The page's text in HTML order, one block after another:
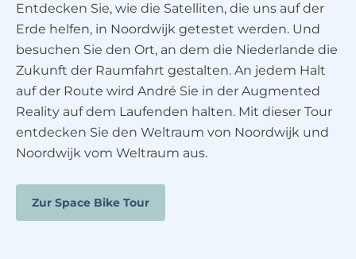
Entdecken Sie, wie die Satelliten, die uns auf der
Erde helfen, in Noordwijk getestet werden. Und
besuchen Sie den Ort, an dem die Niederlande die
Zukunft der Raumfahrt gestalten. An jedem Halt
auf der Route wird André Sie in der Augmented
Reality auf dem Laufenden halten. Mit dieser Tour
entdecken Sie den Weltraum von Noordwijk und
Noordwijk vom Weltraum aus.
Zur Space Bike Tour